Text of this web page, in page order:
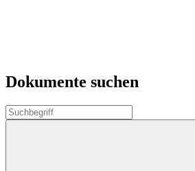
Dokumente suchen